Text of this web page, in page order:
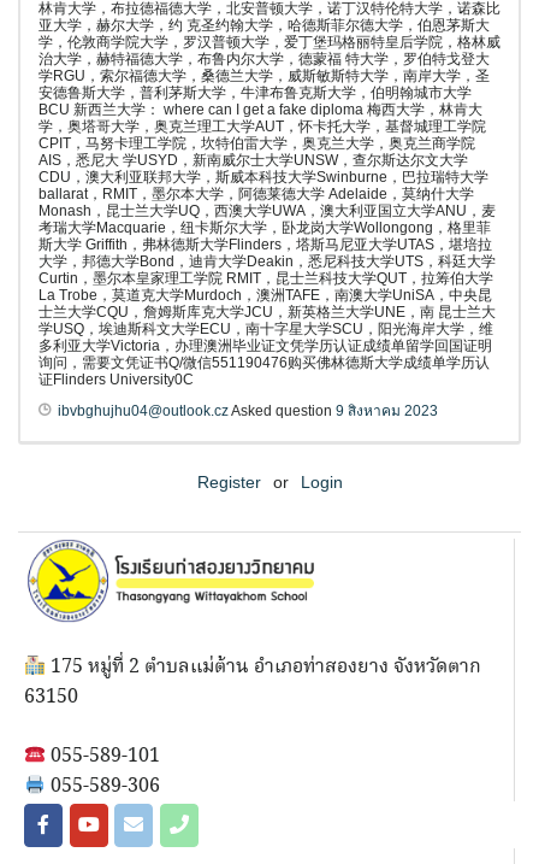
林肯大学，布拉德福德大学，北安普顿大学，诺丁汉特伦特大学，诺森比
亚大学，赫尔大学，约 克圣约翰大学，哈德斯菲尔德大学，伯恩茅斯大
学，伦敦商学院大学，罗汉普顿大学，爱丁堡玛格丽特皇后学院，格林威
治大学，赫特福德大学，布鲁内尔大学，德蒙福 特大学，罗伯特戈登大
学RGU，索尔福德大学，桑德兰大学，威斯敏斯特大学，南岸大学，圣
安德鲁斯大学，普利茅斯大学，牛津布鲁克斯大学，伯明翰城市大学
BCU 新西兰大学： where can I get a fake diploma 梅西大学，林肯大
学，奥塔哥大学，奥克兰理工大学AUT，怀卡托大学，基督城理工学院
CPIT，马努卡理工学院，坎特伯雷大学，奥克兰大学，奥克兰商学院
AIS，悉尼大 学USYD，新南威尔士大学UNSW，查尔斯达尔文大学
CDU，澳大利亚联邦大学，斯威本科技大学Swinburne，巴拉瑞特大学
ballarat，RMIT，墨尔本大学，阿德莱德大学 Adelaide，莫纳什大学
Monash，昆士兰大学UQ，西澳大学UWA，澳大利亚国立大学ANU，麦
考瑞大学Macquarie，纽卡斯尔大学，卧龙岗大学Wollongong，格里菲
斯大学 Griffith，弗林德斯大学Flinders，塔斯马尼亚大学UTAS，堪培拉
大学，邦德大学Bond，迪肯大学Deakin，悉尼科技大学UTS，科廷大学
Curtin，墨尔本皇家理工学院 RMIT，昆士兰科技大学QUT，拉筹伯大学
La Trobe，莫道克大学Murdoch，澳洲TAFE，南澳大学UniSA，中央昆
士兰大学CQU，詹姆斯库克大学JCU，新英格兰大学UNE，南 昆士兰大
学USQ，埃迪斯科文大学ECU，南十字星大学SCU，阳光海岸大学，维
多利亚大学Victoria，办理澳洲毕业证文凭学历认证成绩单留学回国证明
询问，需要文凭证书Q/微信551190476购买佛林德斯大学成绩单学历认
证Flinders University0C
ibvbghujhu04@outlook.czAsked question 9 สิงหาคม 2023
Register or Login
175 หมู่ที่ 2 ตำบลแม่ต้าน อำเภอท่าสองยาง จังหวัดตาก
63150
055-589-101
055-589-306